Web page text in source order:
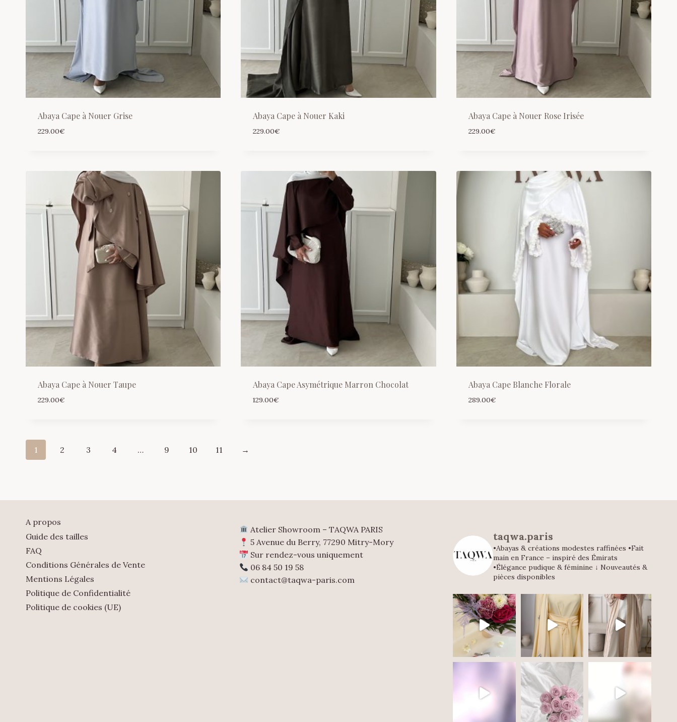
Abaya Cape à Nouer Grise
229.00€
Abaya Cape à Nouer Kaki
229.00€
Abaya Cape à Nouer Rose Irisée
229.00€
Abaya Cape à Nouer Taupe
229.00€
Abaya Cape Asymétrique Marron Chocolat
129.00€
Abaya Cape Blanche Florale
289.00€
1 2 3 4 … 9 10 11 →
A propos
Guide des tailles
FAQ
Conditions Générales de Vente
Mentions Légales
Politique de Confidentialité
Politique de cookies (UE)
Atelier Showroom – TAQWA PARIS
5 Avenue du Berry, 77290 Mitry-Mory
Sur rendez-vous uniquement
06 84 50 19 58
contact@taqwa-paris.com
taqwa.paris
•Abayas & créations modestes raffinées •Fait
main en France – inspiré des Émirats
•Élégance pudique & féminine ↓ Nouveautés &
pièces disponibles